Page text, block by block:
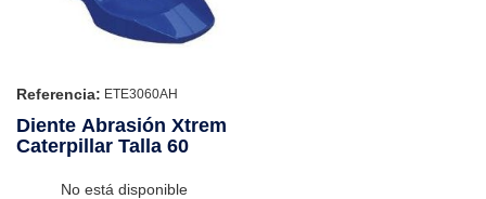
Referencia: ETE3060AH
Diente Abrasión Xtrem
Caterpillar Talla 60
No está disponible